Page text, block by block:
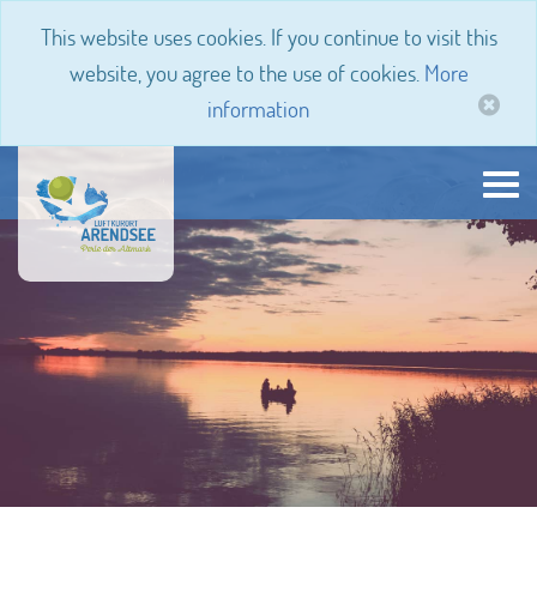
This website uses cookies. If you continue to visit this
website, you agree to the use of cookies. More
information